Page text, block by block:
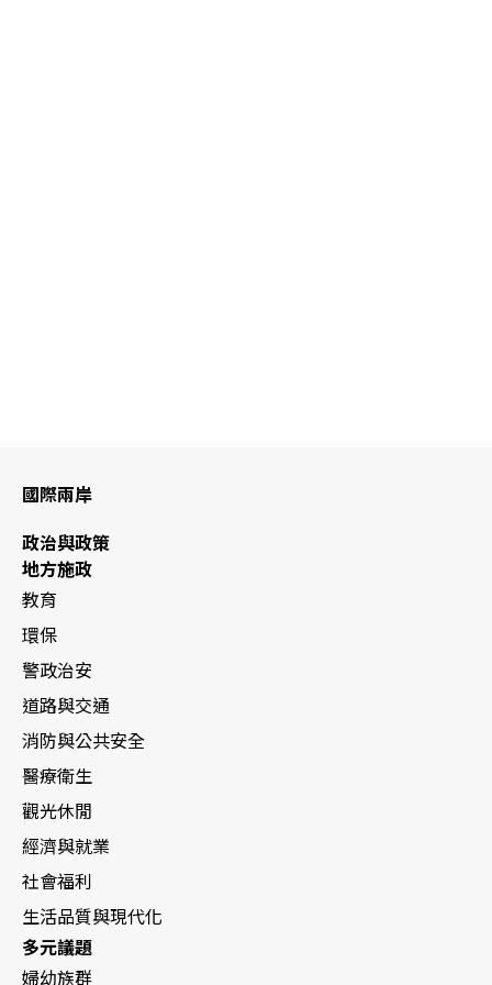
國際兩岸
政治與政策
地方施政
教育
環保
警政治安
道路與交通
消防與公共安全
醫療衛生
觀光休閒
經濟與就業
社會福利
生活品質與現代化
多元議題
婦幼族群